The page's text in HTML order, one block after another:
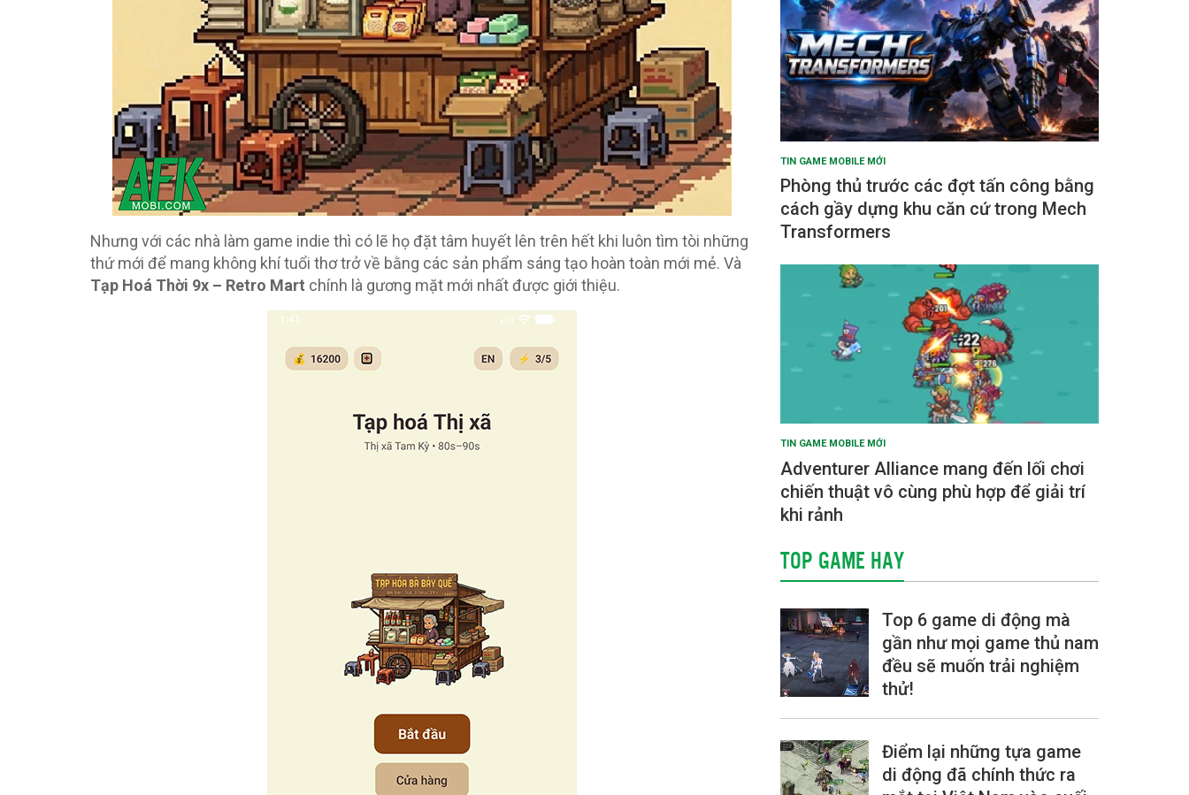
Nhưng với các nhà làm game indie thì có lẽ họ đặt tâm huyết lên trên hết khi luôn tìm tòi những
thứ mới để mang không khí tuổi thơ trở về bằng các sản phẩm sáng tạo hoàn toàn mới mẻ. Và
Tạp Hoá Thời 9x – Retro Mart chính là gương mặt mới nhất được giới thiệu.
TIN GAME MOBILE MỚI
Phòng thủ trước các đợt tấn công bằng
cách gầy dựng khu căn cứ trong Mech
Transformers
TIN GAME MOBILE MỚI
Adventurer Alliance mang đến lối chơi
chiến thuật vô cùng phù hợp để giải trí
khi rảnh
TOP GAME HAY
Top 6 game di động mà
gần như mọi game thủ nam
đều sẽ muốn trải nghiệm
thử!
Điểm lại những tựa game
di động đã chính thức ra